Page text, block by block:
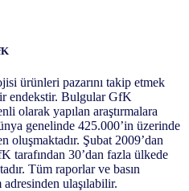
ürünleri pazarını takip etmek
endekstir. Bulgular GfK
olarak yapılan araştırmalara
genelinde 425.000’in üzerinde
oluşmaktadır. Şubat 2009’dan
30’dan fazla ülkede
Tüm raporlar ve basın
ulaşılabilir.